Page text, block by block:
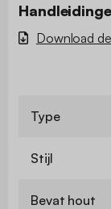
Download
Type
Stijl
Bevat hout